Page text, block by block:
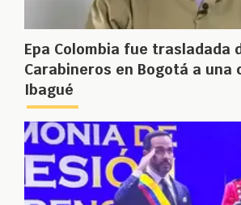
Epa Colombia fue trasladada
Carabineros en Bogotá a una
Ibagué